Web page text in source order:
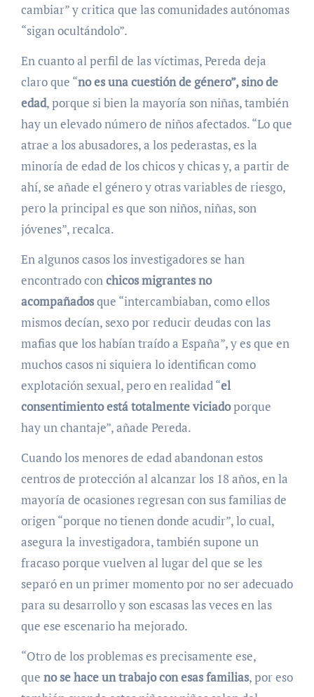
cambiar” y critica que las comunidades autónomas
“sigan ocultándolo”.
En cuanto al perfil de las víctimas, Pereda deja
claro que “no es una cuestión de género”, sino de
edad, porque si bien la mayoría son niñas, también
hay un elevado número de niños afectados. “Lo que
atrae a los abusadores, a los pederastas, es la
minoría de edad de los chicos y chicas y, a partir de
ahí, se añade el género y otras variables de riesgo,
pero la principal es que son niños, niñas, son
jóvenes”, recalca.
En algunos casos los investigadores se han
encontrado conchicos migrantes no
acompañadosque “intercambiaban, como ellos
mismos decían, sexo por reducir deudas con las
mafias que los habían traído a España”, y es que en
muchos casos ni siquiera lo identifican como
explotación sexual, pero en realidad “el
consentimiento está totalmente viciadoporque
hay un chantaje”, añade Pereda.
Cuando los menores de edad abandonan estos
centros de protección al alcanzar los 18 años, en la
mayoría de ocasiones regresan con sus familias de
origen “porque no tienen donde acudir”, lo cual,
asegura la investigadora, también supone un
fracaso porque vuelven al lugar del que se les
separó en un primer momento por no ser adecuado
para su desarrollo y son escasas las veces en las
que ese escenario ha mejorado.
“Otro de los problemas es precisamente ese,
que no se hace un trabajo con esas familias, por eso